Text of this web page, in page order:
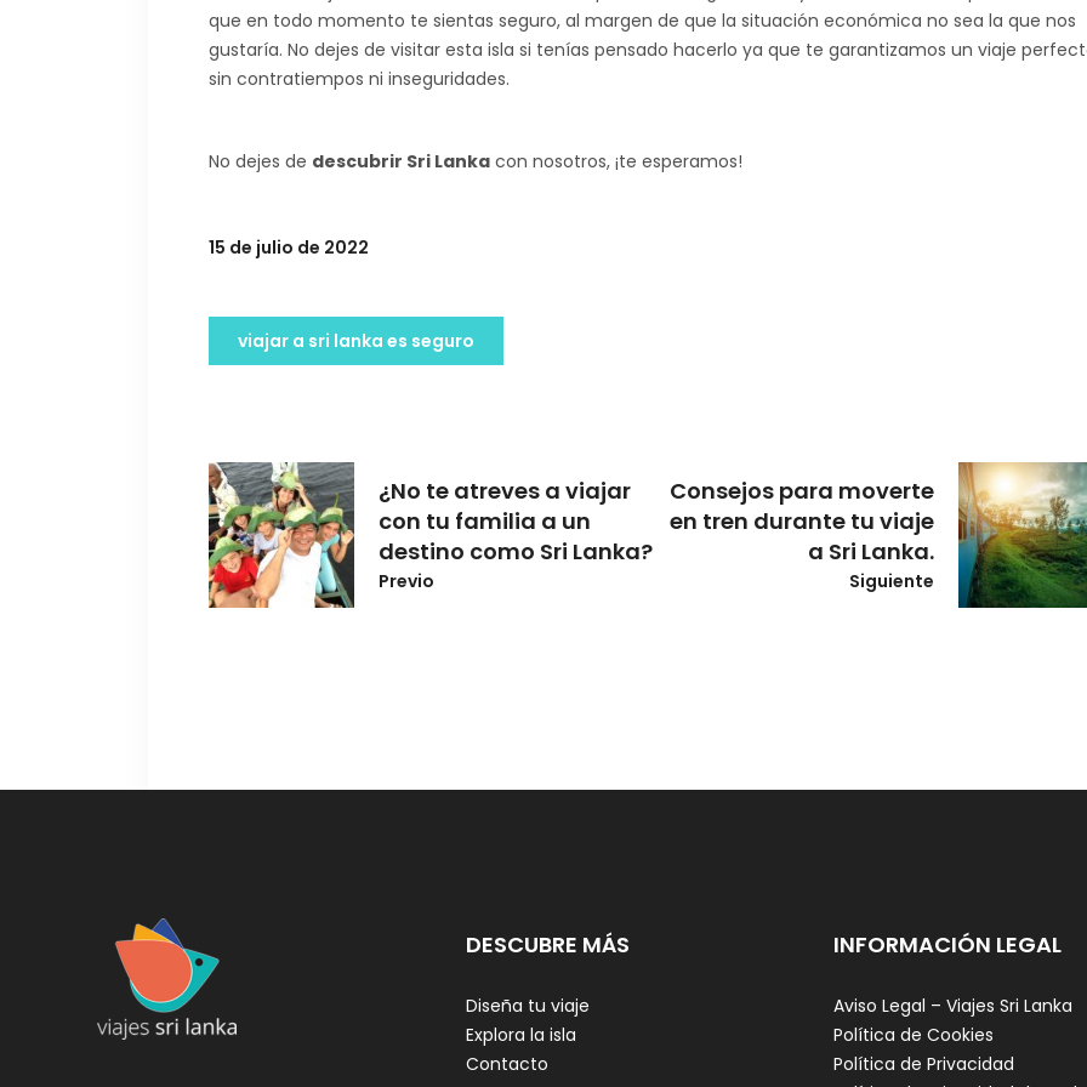
que en todo momento te sientas seguro, al margen de que la situación económica no sea la que nos
gustaría. No dejes de visitar esta isla si tenías pensado hacerlo ya que te garantizamos un viaje
sin contratiempos ni inseguridades.
No dejes de descubrir Sri Lanka con nosotros, ¡te esperamos!
15 de julio de 2022
viajar a sri lanka es seguro
¿No te atreves a viajar
con tu familia a un
destino como Sri Lanka?
Previo
Consejos para moverte
en tren durante tu viaje
a Sri Lanka.
Siguiente
DESCUBRE MÁS
Diseña tu viaje
Explora la isla
Contacto
INFORMACIÓN LEGAL
Aviso Legal – Viajes Sri Lanka
Política de Cookies
Política de Privacidad